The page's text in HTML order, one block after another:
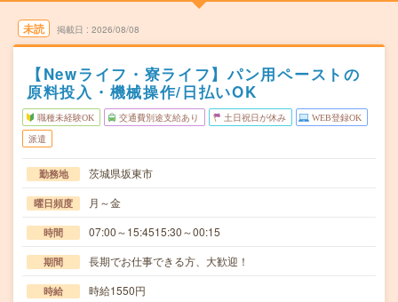
未読 掲載日 2026/08/08
【Newライフ・寮ライフ】パン用ペーストの
原料投入・機械操作/日払いOK
職種未経験OK 交通費別途支給あり 土日祝日が休み WEB登録OK
派遣
勤務地 茨城県坂東市
曜日頻度 月～金
時間 07:00～15:4515:30～00:15
期間 長期でお仕事できる方、大歓迎！
時給 時給1550円